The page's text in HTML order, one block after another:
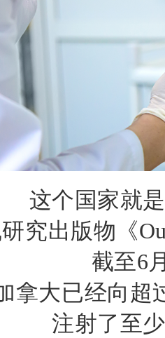
这个国家就
究出版物《
截至6
拿大已经向超
注射了至